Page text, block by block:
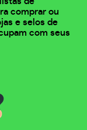
comprar ou
e selos de
com seus